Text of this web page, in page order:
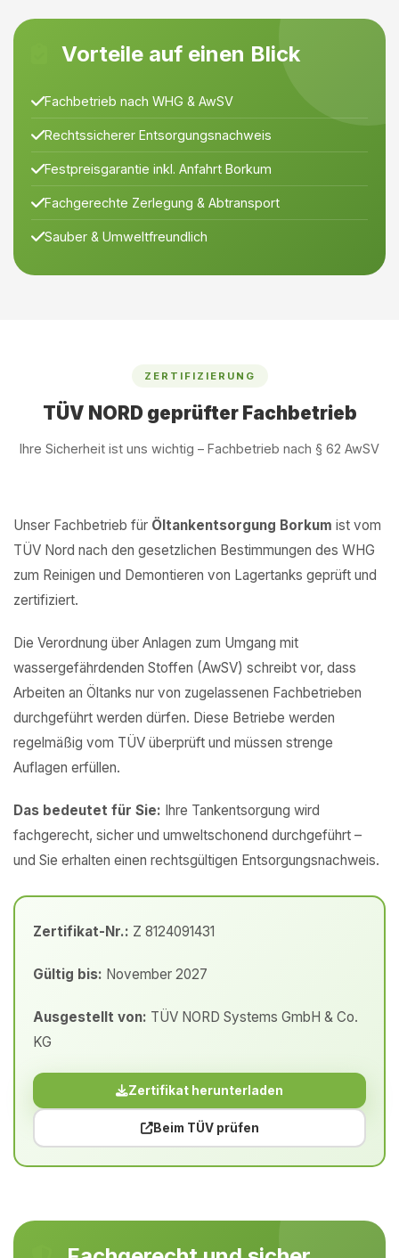
Vorteile auf einen Blick
Fachbetrieb nach WHG & AwSV
Rechtssicherer Entsorgungsnachweis
Festpreisgarantie inkl. Anfahrt Borkum
Fachgerechte Zerlegung & Abtransport
Sauber & Umweltfreundlich
ZERTIFIZIERUNG
TÜV NORD geprüfter Fachbetrieb
Ihre Sicherheit ist uns wichtig – Fachbetrieb nach § 62 AwSV
Unser Fachbetrieb für Öltankentsorgung Borkum ist vom
TÜV Nord nach den gesetzlichen Bestimmungen des WHG
zum Reinigen und Demontieren von Lagertanks geprüft und
zertifiziert.
Die Verordnung über Anlagen zum Umgang mit
wassergefährdenden Stoffen (AwSV) schreibt vor, dass
Arbeiten an Öltanks nur von zugelassenen Fachbetrieben
durchgeführt werden dürfen. Diese Betriebe werden
regelmäßig vom TÜV überprüft und müssen strenge
Auflagen erfüllen.
Das bedeutet für Sie: Ihre Tankentsorgung wird
fachgerecht, sicher und umweltschonend durchgeführt –
und Sie erhalten einen rechtsgültigen Entsorgungsnachweis.
Zertifikat-Nr.: Z 8124091431
Gültig bis: November 2027
Ausgestellt von: TÜV NORD Systems GmbH & Co.
KG
Zertifikat herunterladen
Beim TÜV prüfen